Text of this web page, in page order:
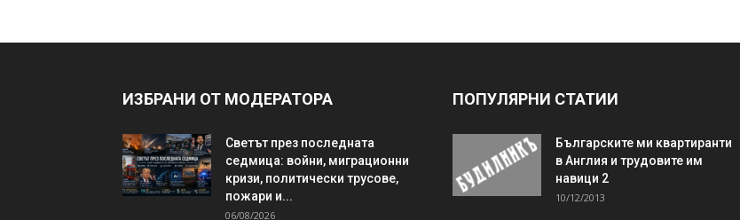
ИЗБРАНИ ОТ МОДЕРАТОРА
Светът през последната
седмица: войни, миграционни
кризи, политически трусове,
пожари и...
06/08/2026
ПОПУЛЯРНИ СТАТИИ
Българските ми квартиранти
в Англия и трудовите им
навици 2
10/12/2013